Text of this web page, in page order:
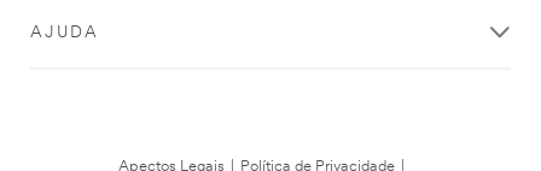
AJUDA
Apectos Legais Política de Privacidade